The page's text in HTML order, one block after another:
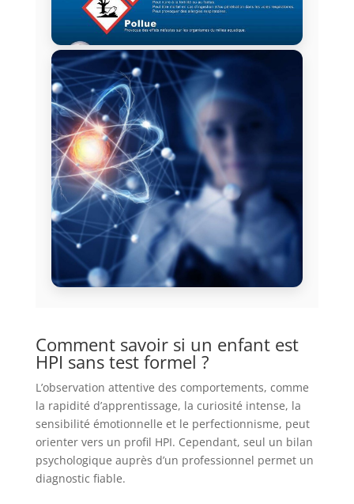
Comment savoir si un enfant est
HPI sans test formel ?
L’observation attentive des comportements, comme
la rapidité d’apprentissage, la curiosité intense, la
sensibilité émotionnelle et le perfectionnisme, peut
orienter vers un profil HPI. Cependant, seul un bilan
psychologique auprès d’un professionnel permet un
diagnostic fiable.